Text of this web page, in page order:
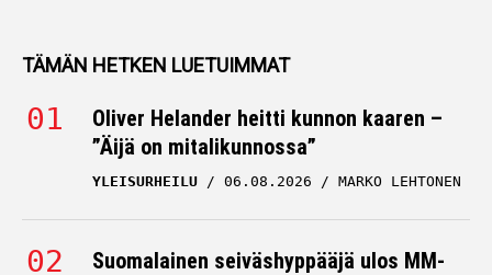
TÄMÄN HETKEN LUETUIMMAT
Oliver Helander heitti kunnon kaaren –
”Äijä on mitalikunnossa”
YLEISURHEILU 06.08.2026 MARKO LEHTONEN
Suomalainen seiväshyppääjä ulos MM-